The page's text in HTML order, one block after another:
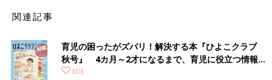
関連記事
育児の困ったがズバリ！解決する本『ひよこクラブ
秋号』 4カ月～2才になるまで、育児に役立つ情報が
いっぱい！
妊活